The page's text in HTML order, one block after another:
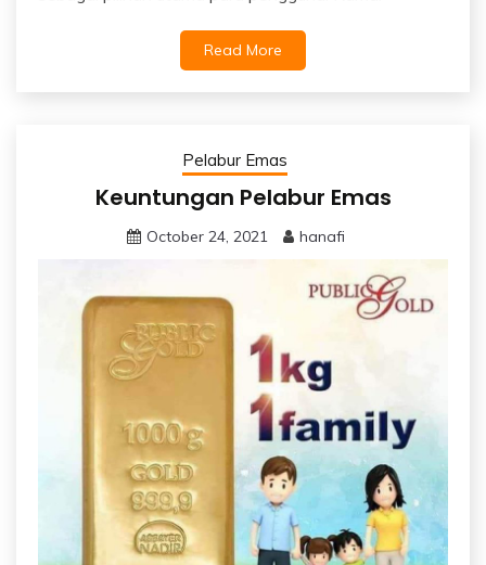
Read More
Pelabur Emas
Keuntungan Pelabur Emas
October 24, 2021 hanafi